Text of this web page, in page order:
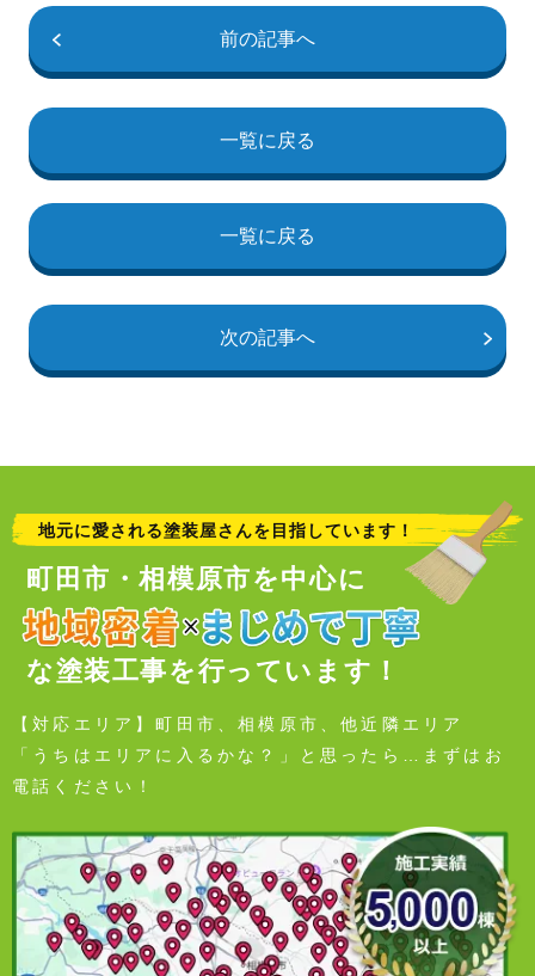
前の記事へ
一覧に戻る
一覧に戻る
次の記事へ
地元に愛される塗装屋さんを目指しています！
町田市・相模原市を中心に
な塗装工事を行っています！
【対応エリア】町田市、相模原市、他近隣エリア
「うちはエリアに入るかな？」と思ったら…まずはお
電話ください！